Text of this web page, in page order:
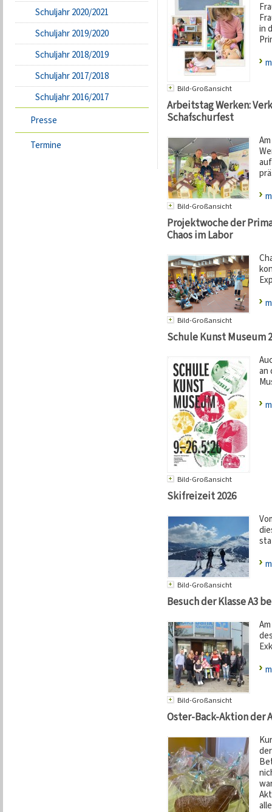
Schuljahr 2020/2021
Schuljahr 2019/2020
Schuljahr 2018/2019
Schuljahr 2017/2018
Schuljahr 2016/2017
Presse
Termine
Bild-Großansicht
in
Arbeitstag Werken:
Schafschurfest
Bild-Großansicht
Projektwoche der
Chaos im Labor
Bild-Großansicht
Schule Kunst Museum
Bild-Großansicht
an
Skifreizeit 2026
Bild-Großansicht
Besuch der Klasse A3
Bild-Großansicht
Oster-Back-Aktion der